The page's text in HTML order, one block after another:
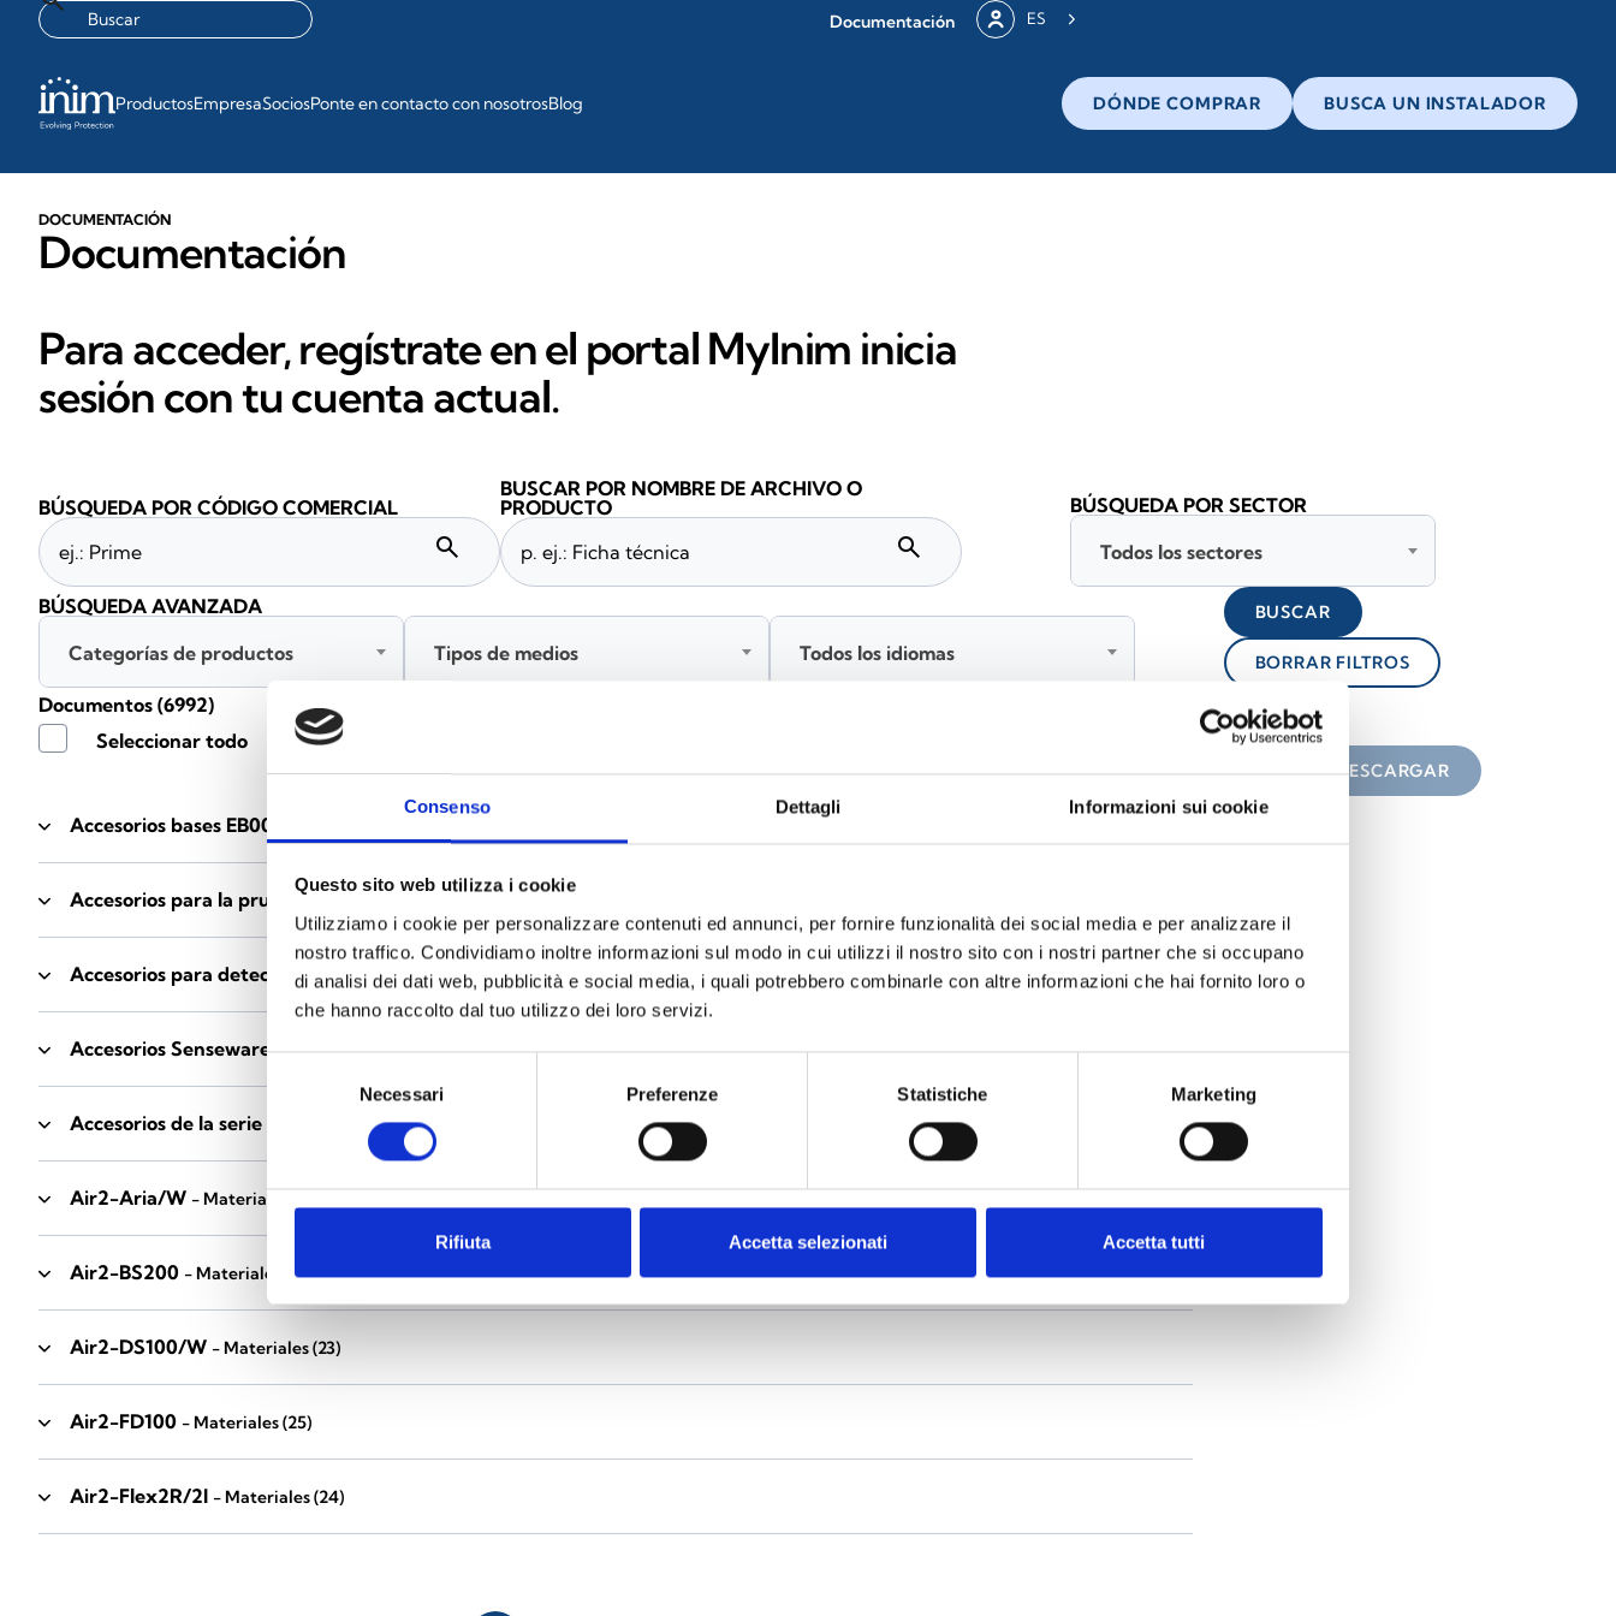
Consenso Dettagli Informazioni sui cookie
Questo sito web utilizza i cookie
Utilizziamo i cookie per personalizzare contenuti ed annunci, per fornire funzionalità dei social media e per analizzare il
nostro traffico. Condividiamo inoltre informazioni sul modo in cui utilizzi il nostro sito con i nostri partner che si occupano
di analisi dei dati web, pubblicità e social media, i quali potrebbero combinarle con altre informazioni che hai fornito loro o
che hanno raccolto dal tuo utilizzo dei loro servizi.
Necessari Preferenze Statistiche Marketing
Rifiuta Accetta selezionati Accetta tutti
Documentación ES
ProductosEmpresaSociosPonte en contacto con nosotrosBlog DÓNDE COMPRAR BUSCA UN INSTALADOR
DOCUMENTACIÓN
Documentación
Para acceder, regístrate en el portal MyInim inicia
sesión con tu cuenta actual.
Accesorios bases EB00
Accesorios para la prueba de detectores
Accesorios para detectores Enea - Materiales(35)
Accesorios Senseware - Materiales(2)
Accesorios de la serie Industrial - Materiales
Air2-Aria/W - Materiales
Air2-BS200 - Materiales (34)
Air2-DS100/W - Materiales(23)
Air2-FD100 - Materiales(25)
Air2-Flex2R/2I - Materiales(24)
Documentos (6992)
Seleccionar todo
DESCARGAR
BÚSQUEDA POR CÓDIGO COMERCIAL
search
BUSCAR POR NOMBRE DE ARCHIVO O
PRODUCTO
search
BÚSQUEDA POR SECTOR
Todos los sectores
BÚSQUEDA AVANZADA
Categorías de productos
Tipos de medios Todos los idiomas
BUSCAR
BORRAR FILTROS